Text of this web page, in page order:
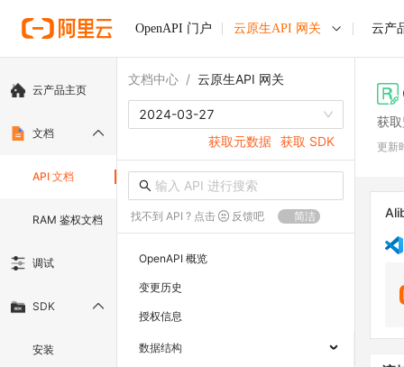
OpenAPI 门户 云原生API 网关 云产
云产品主页
文档
API 文档
RAM 鉴权文档
调试
SDK
安装
文档中心 / 云原生API 网关
2024-03-27
获取元数据 获取 SDK
找不到 API ? 点击 反馈吧 简洁
OpenAPI 概览
变更历史
授权信息
数据结构
获
更新